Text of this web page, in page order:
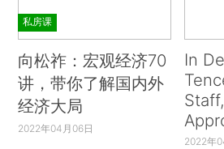
私房课
向松祚：宏观经济70
讲，带你了解国内外
经济大局
2022年04月06日
In
2022年